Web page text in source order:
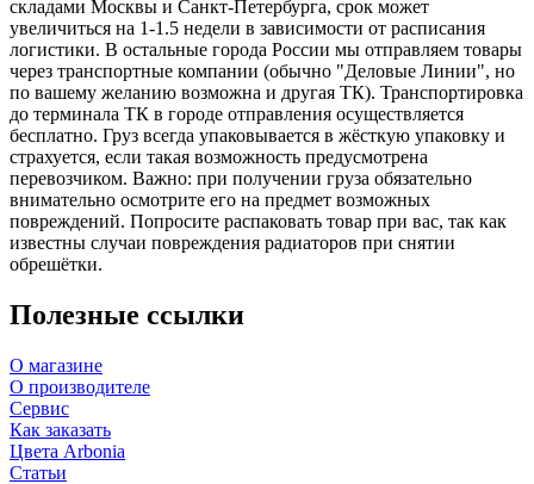
складами Москвы и Санкт-Петербурга, срок может
увеличиться на 1-1.5 недели в зависимости от расписания
логистики. В остальные города России мы отправляем товары
через транспортные компании (обычно "Деловые Линии", но
по вашему желанию возможна и другая ТК). Транспортировка
до терминала ТК в городе отправления осуществляется
бесплатно. Груз всегда упаковывается в жёсткую упаковку и
страхуется, если такая возможность предусмотрена
перевозчиком. Важно: при получении груза обязательно
внимательно осмотрите его на предмет возможных
повреждений. Попросите распаковать товар при вас, так как
известны случаи повреждения радиаторов при снятии
обрешётки.
Полезные ссылки
О магазине
О производителе
Сервис
Как заказать
Цвета Arbonia
Статьи